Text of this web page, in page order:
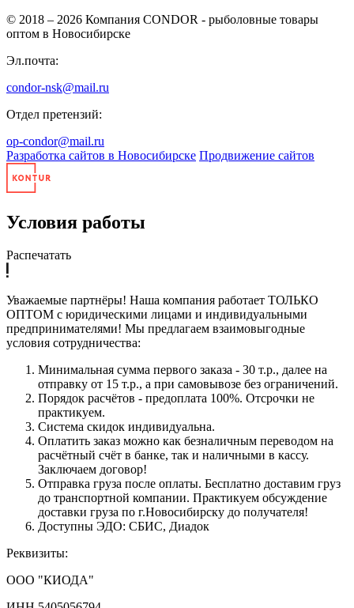
© 2018 – 2026 Компания CONDOR - рыболовные товары
оптом в Новосибирске
Эл.почта:
condor-nsk@mail.ru
Отдел претензий:
op-condor@mail.ru
Разработка сайтов в Новосибирске Продвижение сайтов
Условия работы
Распечатать
Уважаемые партнёры! Наша компания работает ТОЛЬКО
ОПТОМ с юридическими лицами и индивидуальными
предпринимателями! Мы предлагаем взаимовыгодные
условия сотрудничества:
Минимальная сумма первого заказа - 30 т.р., далее на
отправку от 15 т.р., а при самовывозе без ограничений.
Порядок расчётов - предоплата 100%. Отсрочки не
практикуем.
Система скидок индивидуальна.
Оплатить заказ можно как безналичным переводом на
расчётный счёт в банке, так и наличными в кассу.
Заключаем договор!
Отправка груза после оплаты. Бесплатно доставим груз
до транспортной компании. Практикуем обсуждение
доставки груза по г.Новосибирску до получателя!
Доступны ЭДО: СБИС, Диадок
Реквизиты:
ООО "КИОДА"